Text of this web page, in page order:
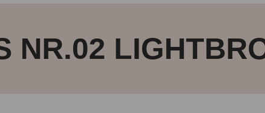
NR.02